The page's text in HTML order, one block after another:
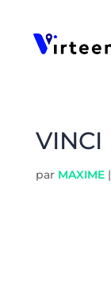
VINCI
par MAXIME|